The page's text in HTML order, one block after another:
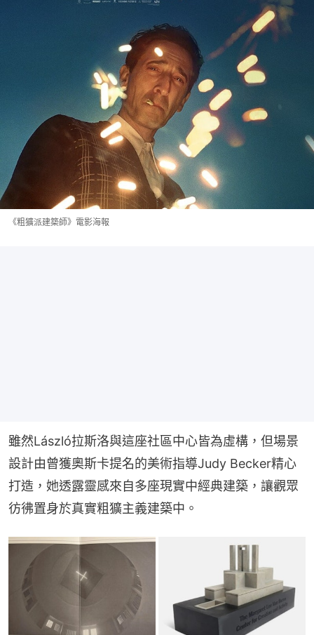
《粗獷派建築師》電影海報
雖然László拉斯洛與這座社區中心皆為虛構，但場景
設計由曾獲奧斯卡提名的美術指導Judy Becker精心
打造，她透露靈感來自多座現實中經典建築，讓觀眾
彷彿置身於真實粗獷主義建築中。